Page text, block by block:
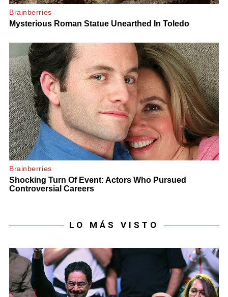
LO MÁS VISTO